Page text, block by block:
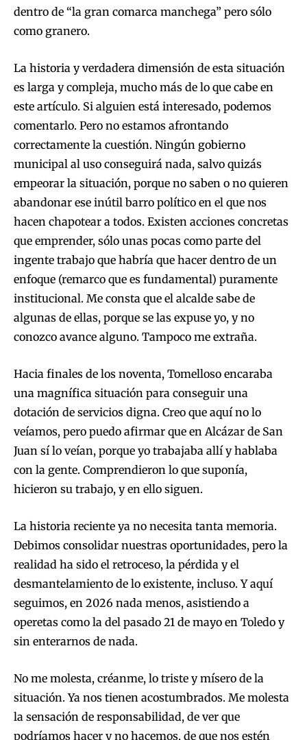
dentro de “la gran comarca manchega” pero sólo
como granero.
La historia y verdadera dimensión de esta situación
es larga y compleja, mucho más de lo que cabe en
este artículo. Si alguien está interesado, podemos
comentarlo. Pero no estamos afrontando
correctamente la cuestión. Ningún gobierno
municipal al uso conseguirá nada, salvo quizás
empeorar la situación, porque no saben o no quieren
abandonar ese inútil barro político en el que nos
hacen chapotear a todos. Existen acciones concretas
que emprender, sólo unas pocas como parte del
ingente trabajo que habría que hacer dentro de un
enfoque (remarco que es fundamental) puramente
institucional. Me consta que el alcalde sabe de
algunas de ellas, porque se las expuse yo, y no
conozco avance alguno. Tampoco me extraña.
Hacia finales de los noventa, Tomelloso encaraba
una magnífica situación para conseguir una
dotación de servicios digna. Creo que aquí no lo
veíamos, pero puedo afirmar que en Alcázar de San
Juan sí lo veían, porque yo trabajaba allí y hablaba
con la gente. Comprendieron lo que suponía,
hicieron su trabajo, y en ello siguen.
La historia reciente ya no necesita tanta memoria.
Debimos consolidar nuestras oportunidades, pero la
realidad ha sido el retroceso, la pérdida y el
desmantelamiento de lo existente, incluso. Y aquí
seguimos, en 2026 nada menos, asistiendo a
operetas como la del pasado 21 de mayo en Toledo y
sin enterarnos de nada.
No me molesta, créanme, lo triste y mísero de la
situación. Ya nos tienen acostumbrados. Me molesta
la sensación de responsabilidad, de ver que
podríamos hacer y no hacemos, de que nos estén